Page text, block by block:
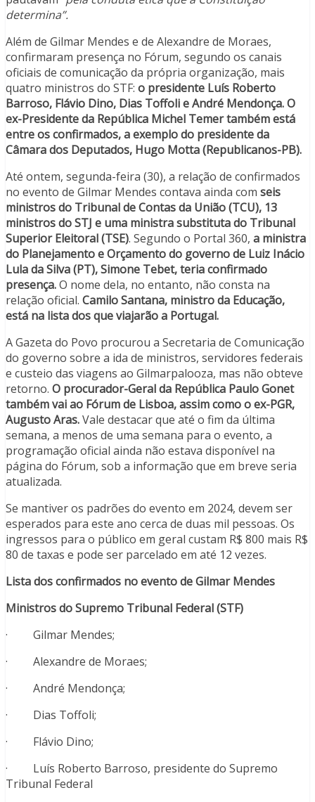
determina”.
Além de Gilmar Mendes e de Alexandre de Moraes,
confirmaram presença no Fórum, segundo os canais
oficiais de comunicação da própria organização, mais
quatro ministros do STF: o presidente Luís Roberto
Barroso, Flávio Dino, Dias Toffoli e André Mendonça. O
ex-Presidente da República Michel Temer também está
entre os confirmados, a exemplo do presidente da
Câmara dos Deputados, Hugo Motta (Republicanos-PB).
Até ontem, segunda-feira (30), a relação de confirmados
no evento de Gilmar Mendes contava ainda com seis
ministros do Tribunal de Contas da União (TCU), 13
ministros do STJ e uma ministra substituta do Tribunal
Superior Eleitoral (TSE). Segundo o Portal 360, a ministra
do Planejamento e Orçamento do governo de Luiz Inácio
Lula da Silva (PT), Simone Tebet, teria confirmado
presença.O nome dela, no entanto, não consta na
relação oficial. Camilo Santana, ministro da Educação,
está na lista dos que viajarão a Portugal.
A Gazeta do Povo procurou a Secretaria de Comunicação
do governo sobre a ida de ministros, servidores federais
e custeio das viagens ao Gilmarpalooza, mas não obteve
retorno. O procurador-Geral da República Paulo Gonet
também vai ao Fórum de Lisboa, assim como o ex-PGR,
Augusto Aras.Vale destacar que até o fim da última
semana, a menos de uma semana para o evento, a
programação oficial ainda não estava disponível na
página do Fórum, sob a informação que em breve seria
atualizada.
Se mantiver os padrões do evento em 2024, devem ser
esperados para este ano cerca de duas mil pessoas. Os
ingressos para o público em geral custam R$ 800 mais R$
80 de taxas e pode ser parcelado em até 12 vezes.
Lista dos confirmados no evento de Gilmar Mendes
Ministros do Supremo Tribunal Federal (STF)
· Gilmar Mendes;
· Alexandre de Moraes;
· André Mendonça;
· Dias Toffoli;
· Flávio Dino;
· Luís Roberto Barroso, presidente do Supremo
Tribunal Federal